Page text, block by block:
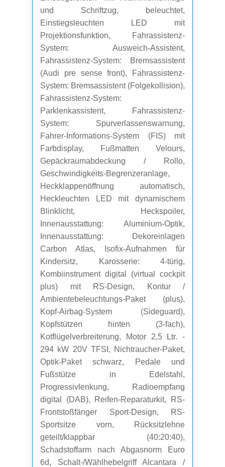
und Schriftzug, beleuchtet,
Einstiegsleuchten LED mit
Projektionsfunktion, Fahrassistenz-
System: Ausweich-Assistent,
Fahrassistenz-System: Bremsassistent
(Audi pre sense front), Fahrassistenz-
System: Bremsassistent (Folgekollision),
Fahrassistenz-System:
Parklenkassistent, Fahrassistenz-
System: Spurverlassenswarnung,
Fahrer-Informations-System (FIS) mit
Farbdisplay, Fußmatten Velours,
Gepäckraumabdeckung / Rollo,
Geschwindigkeits-Begrenzeranlage,
Heckklappenöffnung automatisch,
Heckleuchten LED mit dynamischem
Blinklicht, Heckspoiler,
Innenausstattung: Aluminium-Optik,
Innenausstattung: Dekoreinlagen
Carbon Atlas, Isofix-Aufnahmen für
Kindersitz, Karosserie: 4-türig,
Kombiinstrument digital (virtual cockpit
plus) mit RS-Design, Kontur /
Ambientebeleuchtungs-Paket (plus),
Kopf-Airbag-System (Sideguard),
Kopfstützen hinten (3-fach),
Kotflügelverbreiterung, Motor 2,5 Ltr. -
294 kW 20V TFSI, Nichtraucher-Paket,
Optik-Paket schwarz, Pedale und
Fußstütze in Edelstahl,
Progressivlenkung, Radioempfang
digital (DAB), Reifen-Reparaturkit, RS-
Frontstoßfänger Sport-Design, RS-
Sportsitze vorn, Rücksitzlehne
geteilt/klappbar (40:20:40),
Schadstoffarm nach Abgasnorm Euro
6d, Schalt-/Wählhebelgriff Alcantara /